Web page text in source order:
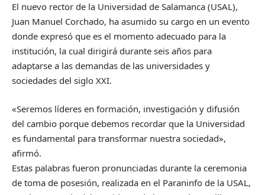
El nuevo rector de la Universidad de Salamanca (USAL),
Juan Manuel Corchado, ha asumido su cargo en un evento
donde expresó que es el momento adecuado para la
institución, la cual dirigirá durante seis años para
adaptarse a las demandas de las universidades y
sociedades del siglo XXI.
«Seremos líderes en formación, investigación y difusión
del cambio porque debemos recordar que la Universidad
es fundamental para transformar nuestra sociedad»,
afirmó.
Estas palabras fueron pronunciadas durante la ceremonia
de toma de posesión, realizada en el Paraninfo de la USAL,